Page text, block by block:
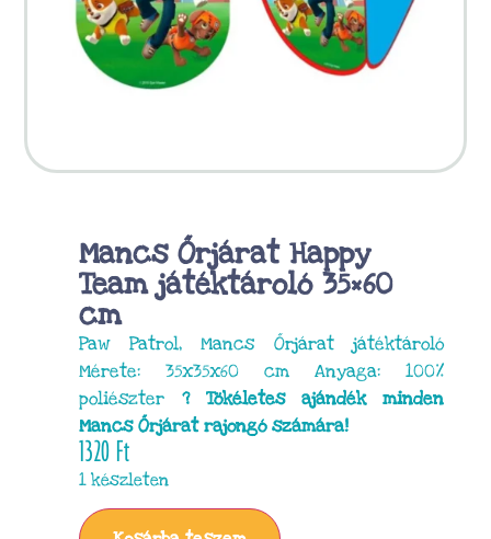
Mancs Őrjárat Happy
Team játéktároló 35×60
cm
Paw Patrol, Mancs Őrjárat játéktároló
Mérete: 35x35x60 cm Anyaga: 100%
poliészter ? Tökéletes ajándék minden
Mancs Őrjárat rajongó számára!
1320Ft
1 készleten